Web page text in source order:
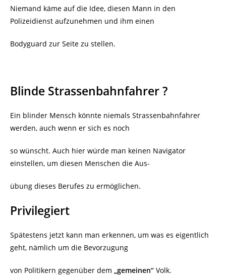
Niemand käme auf die Idee, diesen Mann in den
Polizeidienst aufzunehmen und ihm einen
Bodyguard zur Seite zu stellen.
Blinde Strassenbahnfahrer ?
Ein blinder Mensch könnte niemals Strassenbahnfahrer
werden, auch wenn er sich es noch
so wünscht. Auch hier würde man keinen Navigator
einstellen, um diesen Menschen die Aus-
übung dieses Berufes zu ermöglichen.
Privilegiert
Spätestens jetzt kann man erkennen, um was es eigentlich
geht, nämlich um die Bevorzugung
von Politikern gegenüber dem „gemeinen“ Volk.